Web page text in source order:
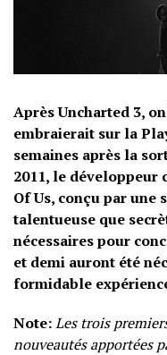
Après Uncharted 3,
embraierait sur la
semaines après la
2011, le développeur
Of Us, conçu par une
talentueuse que
nécessaires pour
et demi auront été
formidable
Note:Les trois
nouveautés apportées